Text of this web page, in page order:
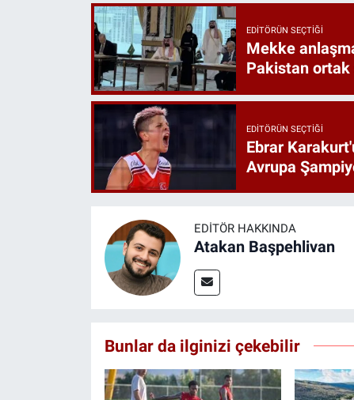
EDITÖRÜN SEÇTIĞI
Mekke
Pakistan ortak
EDITÖRÜN SEÇTIĞI
Ebrar
Avrupa
EDITÖR HAKKINDA
Atakan Başpehlivan
Bunlar da ilginizi çekebilir